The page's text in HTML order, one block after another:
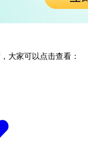
大家可以点击查看：